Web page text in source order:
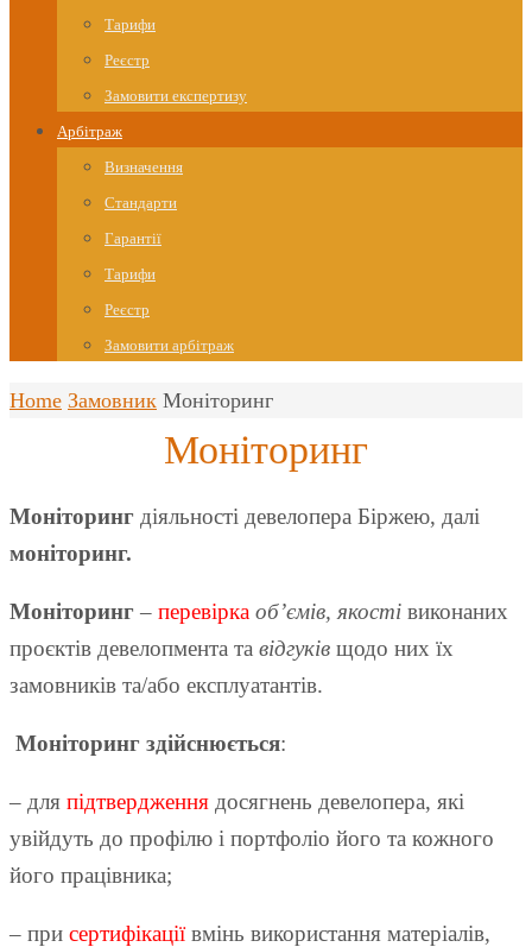
Тарифи
Реєстр
Замовити експертизу
Арбітраж
Визначення
Стандарти
Гарантії
Тарифи
Реєстр
Замовити арбітраж
Home Замовник Моніторинг
Моніторинг
Моніторинг діяльності девелопера Біржею, далі
моніторинг.
Моніторинг – перевірка об’ємів, якості виконаних
проєктів девелопмента та відгуків щодо них їх
замовників та/або експлуатантів.
Моніторинг здійснюється:
– для підтвердження досягнень девелопера, які
увійдуть до профілю і портфоліо його та кожного
його працівника;
– при сертифікаціївмінь використання матеріалів,